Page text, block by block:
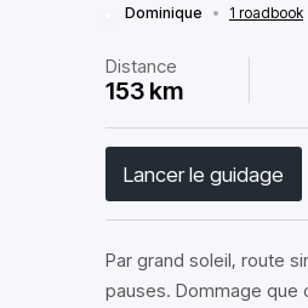
Dominique • 1 roadbook
Distance
153 km
Lancer le guidage
Par grand soleil, route
pauses. Dommage que